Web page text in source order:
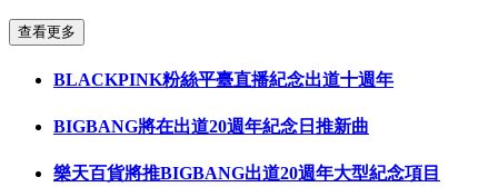
查看更多
BLACKPINK粉絲平臺直播紀念出道十週年
BIGBANG將在出道20週年紀念日推新曲
樂天百貨將推BIGBANG出道20週年大型紀念項目